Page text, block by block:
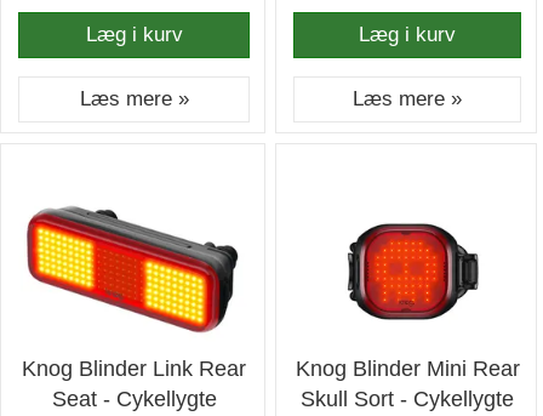
Læg i kurv
Læs mere »
Læg i kurv
Læs mere »
Knog Blinder Link Rear
Seat - Cykellygte
Knog Blinder Mini Rear
Skull Sort - Cykellygte